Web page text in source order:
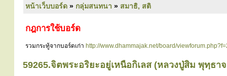
หน้าเว็บบอร์ด » กลุ่มสนทนา » สมาธิ, สติ
กฎการใช้บอร์ด
รวมกระทู้จากบอร์ดเก่า http://www.dhammajak.net/board/
59265.จิตพระอริยะอยู่เหนือกิเลส (หลวงปู่สิม พุทฺธา